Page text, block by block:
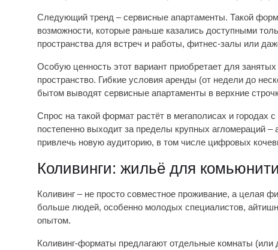
Следующий тренд – сервисные апартаменты. Такой
возможности, которые раньше казались доступными
пространства для встреч и работы, фитнес-залы или
Особую ценность этот вариант приобретает для
пространство. Гибкие условия аренды (от недели до
бытом выводят сервисные апартаменты в верхние
Спрос на такой формат растёт в мегаполисах и городах
постепенно выходит за пределы крупных агломераций
привлечь новую аудиторию, в том числе цифровых
Коливинги: жильё для
Коливинг – не просто совместное проживание, а целая
больше людей, особенно молодых специалистов,
опытом.
Коливинг-форматы предлагают отдельные комнаты